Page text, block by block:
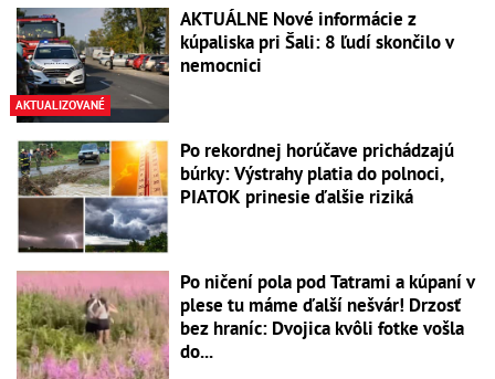
AKTUALIZOVANÉ
AKTUÁLNE Nové informácie z
kúpaliska pri Šali: 8 ľudí skončilo v
nemocnici
Po rekordnej horúčave prichádzajú
búrky: Výstrahy platia do polnoci,
PIATOK prinesie ďalšie riziká
Po ničení pola pod Tatrami a kúpaní v
plese tu máme ďalší nešvár! Drzosť
bez hraníc: Dvojica kvôli fotke vošla
do...